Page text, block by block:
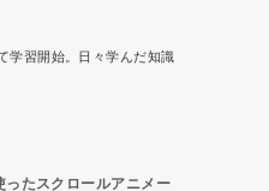
学習開始。日々学んだ知識
たスクロールアニメー